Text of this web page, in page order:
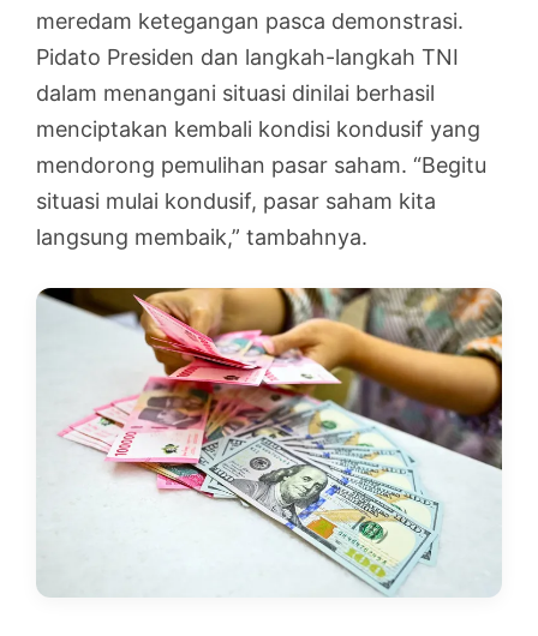
meredam ketegangan pasca demonstrasi.
Pidato Presiden dan langkah-langkah TNI
dalam menangani situasi dinilai berhasil
menciptakan kembali kondisi kondusif yang
mendorong pemulihan pasar saham. “Begitu
situasi mulai kondusif, pasar saham kita
langsung membaik,” tambahnya.